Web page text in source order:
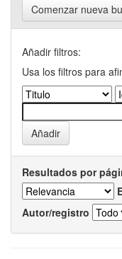
Comenzar nueva
Añadir filtros:
Usa los filtros para
Resultados por
Autor/registro